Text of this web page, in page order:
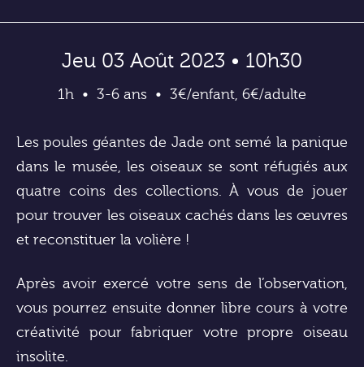
Jeu 03 Août 2023 • 10h30
1h 3-6 ans 3€/enfant, 6€/adulte
Les poules géantes de Jade ont semé la panique
dans le musée, les oiseaux se sont réfugiés aux
quatre coins des collections. À vous de jouer
pour trouver les oiseaux cachés dans les œuvres
et reconstituer la volière !
Après avoir exercé votre sens de l’observation,
vous pourrez ensuite donner libre cours à votre
créativité pour fabriquer votre propre oiseau
insolite.